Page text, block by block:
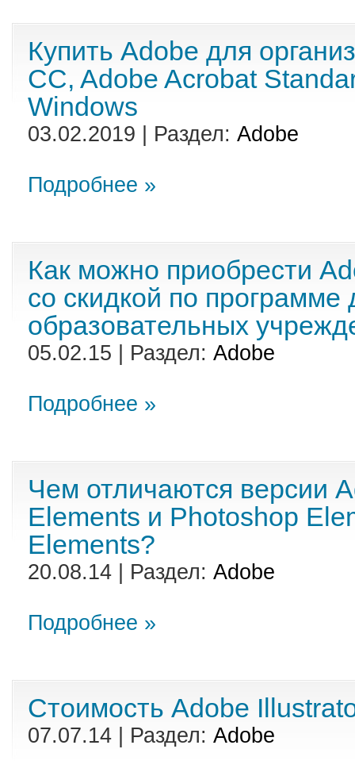
Купить Adobe для
CC, Adobe Acrobat
Windows
03.02.2019 | Раздел: Adobe
Подробнее »
Как можно приобрести
со скидкой по программе
образовательных
05.02.15 | Раздел: Adobe
Подробнее »
Чем отличаются версии
Elements и Photoshop
Elements?
20.08.14 | Раздел: Adobe
Подробнее »
Стоимость Adobe
07.07.14 | Раздел: Adobe